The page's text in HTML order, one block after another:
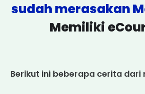
sudah merasakan
Memiliki
Berikut ini beberapa cerita dari